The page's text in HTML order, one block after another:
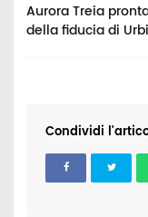
Aurora Treia
della fiducia di
Condividi